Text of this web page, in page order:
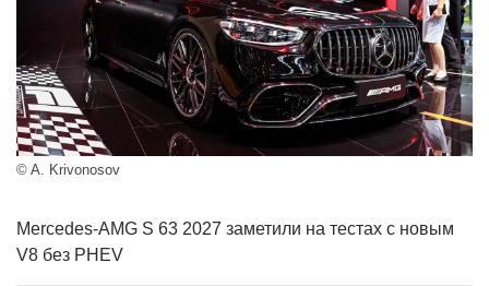
© A. Krivonosov
Mercedes-AMG S 63 2027 заметили на тестах с новым
V8 без PHEV